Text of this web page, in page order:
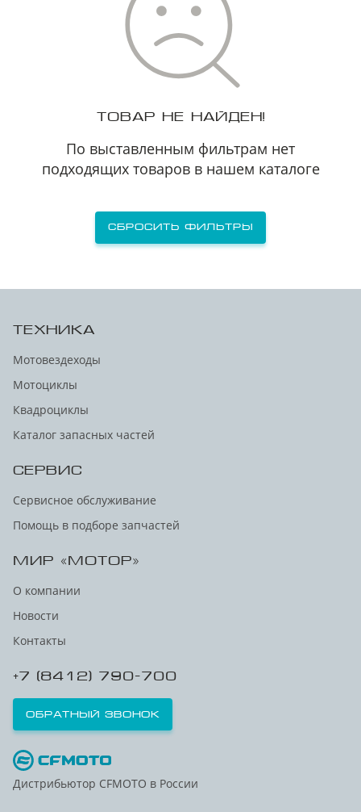
ТОВАР НЕ НАЙДЕН!
По выставленным фильтрам нет
подходящих товаров в нашем каталоге
Сбросить фильтры
ТЕХНИКА
Мотовездеходы
Мотоциклы
Квадроциклы
Каталог запасных частей
СЕРВИС
Сервисное обслуживание
Помощь в подборе запчастей
МИР «МОТОР»
О компании
Новости
Контакты
+7 (8412) 790-700
Обратный звонок
Дистрибьютор CFMOTO в России